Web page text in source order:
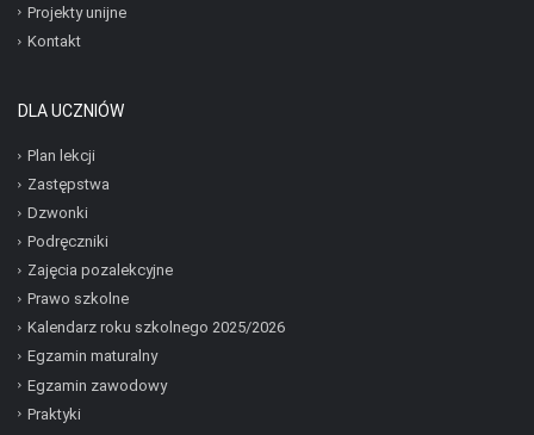
Projekty unijne
Kontakt
DLA UCZNIÓW
Plan lekcji
Zastępstwa
Dzwonki
Podręczniki
Zajęcia pozalekcyjne
Prawo szkolne
Kalendarz roku szkolnego 2025/2026
Egzamin maturalny
Egzamin zawodowy
Praktyki